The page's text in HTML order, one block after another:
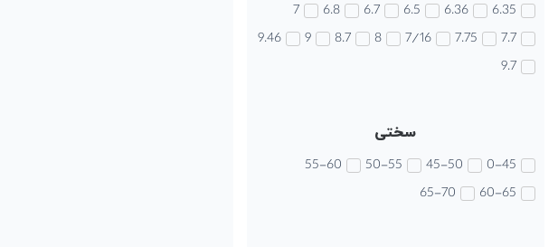
6.35
6.36
6.5
6.7
6.8
7
7.7
7.75
7/16
8
8.7
9
9.46
9.7
سختی
0-45
45-50
50-55
55-60
60-65
65-70